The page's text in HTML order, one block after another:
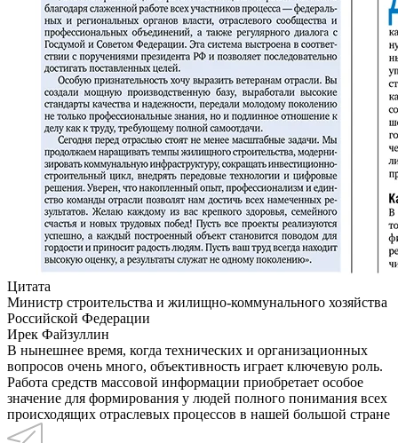
Цитата
Министр строительства и жилищно-коммунального хозяйства
Российской Федерации
Ирек Файзуллин
В нынешнее время, когда технических и организационных
вопросов очень много, объективность играет ключевую роль.
Работа средств массовой информации приобретает особое
значение для формирования у людей полного понимания всех
происходящих отраслевых процессов в нашей большой стране